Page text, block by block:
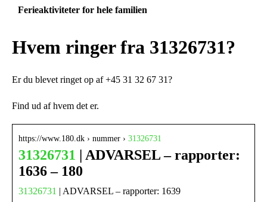
Ferieaktiviteter for hele familien
Hvem ringer fra 31326731?
Er du blevet ringet op af +45 31 32 67 31?
Find ud af hvem det er.
https://www.180.dk › nummer › 31326731
31326731 | ADVARSEL – rapporter:
1636 – 180
31326731 | ADVARSEL – rapporter: 1639